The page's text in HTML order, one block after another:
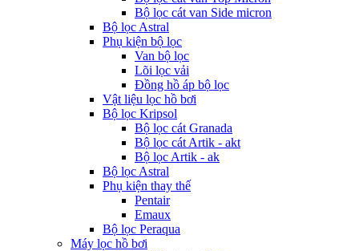
Bộ lọc cát van Side micron
Bộ lọc Astral
Phụ kiện bộ lọc
Van bộ lọc
Lõi lọc vải
Đồng hồ áp bộ lọc
Vật liệu lọc hồ bơi
Bộ lọc Kripsol
Bộ lọc cát Granada
Bộ lọc cát Artik - akt
Bộ lọc Artik - ak
Bộ lọc Astral
Phụ kiện thay thế
Pentair
Emaux
Bộ lọc Peraqua
Máy lọc hồ bơi